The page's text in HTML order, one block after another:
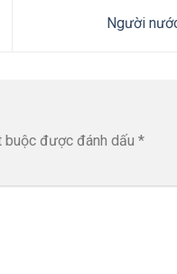
Người
buộc được đánh dấu *